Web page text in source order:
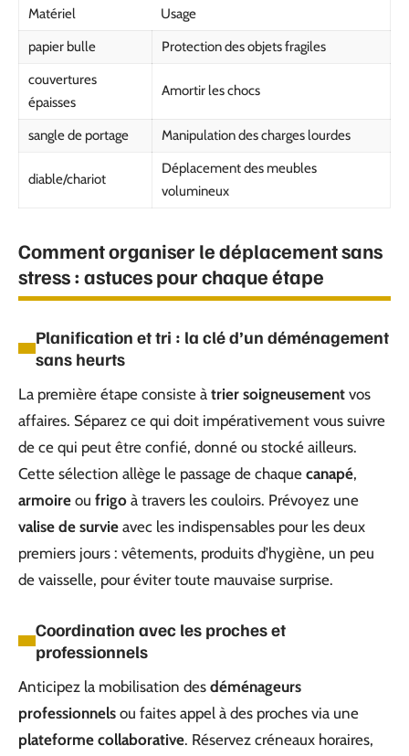
Matériel
Usage
papier bulle
Protection des objets fragiles
couvertures
épaisses
Amortir les chocs
sangle de portage Manipulation des charges lourdes
diable/chariot
Déplacement des meubles
volumineux
Comment organiser le déplacement sans
stress : astuces pour chaque étape
Planification et tri : la clé d’un déménagement
sans heurts
La première étape consiste à trier soigneusement vos
affaires. Séparez ce qui doit impérativement vous suivre
de ce qui peut être confié, donné ou stocké ailleurs.
Cette sélection allège le passage de chaque canapé,
armoire ou frigo à travers les couloirs. Prévoyez une
valise de survie avec les indispensables pour les deux
premiers jours : vêtements, produits d’hygiène, un peu
de vaisselle, pour éviter toute mauvaise surprise.
Coordination avec les proches et
professionnels
Anticipez la mobilisation des déménageurs
professionnels ou faites appel à des proches via une
plateforme collaborative. Réservez créneaux horaires,